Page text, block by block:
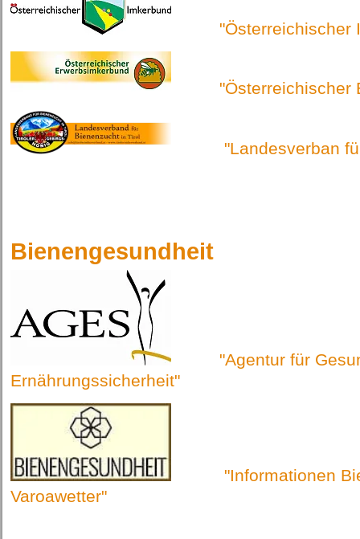
"Österreichischer
"Österreichischer
"Landesverban für
Bienengesundheit
"Agentur für
Ernährungssicherheit"
"Informationen
Varoawetter"